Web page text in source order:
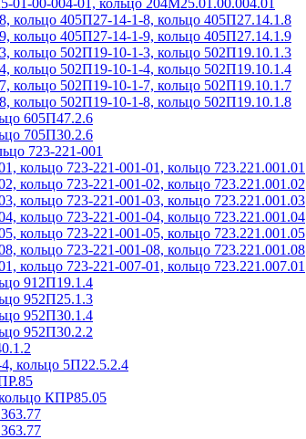
кольцо 405П27-14-1-8, кольцо 405П27.14.1.8
кольцо 405П27-14-1-9, кольцо 405П27.14.1.9
кольцо 502П19-10-1-3, кольцо 502П19.10.1.3
кольцо 502П19-10-1-4, кольцо 502П19.10.1.4
кольцо 502П19-10-1-7, кольцо 502П19.10.1.7
кольцо 502П19-10-1-8, кольцо 502П19.10.1.8
605П47.2.6
705П30.2.6
723-221-001
кольцо 723-221-001-01, кольцо 723.221.001.01
кольцо 723-221-001-02, кольцо 723.221.001.02
кольцо 723-221-001-03, кольцо 723.221.001.03
кольцо 723-221-001-04, кольцо 723.221.001.04
кольцо 723-221-001-05, кольцо 723.221.001.05
кольцо 723-221-001-08, кольцо 723.221.001.08
кольцо 723-221-007-01, кольцо 723.221.007.01
912П19.1.4
952П25.1.3
952П30.1.4
952П30.2.2
кольцо 5П22.5.2.4
КПР85.05